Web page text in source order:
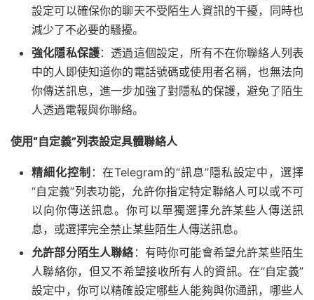
設定可以確保你的聊天不受陌生人資訊的干擾，同時也
減少了不必要的騷擾。
強化隱私保護：透過這個設定，所有不在你聯絡人列表
中的人即使知道你的電話號碼或使用者名稱，也無法向
你傳送訊息，進一步加強了對隱私的保護，避免了陌生
人透過電報與你聯絡。
使用“自定義”列表設定具體聯絡人
精細化控制 ：在Telegram的“訊息”隱私設定中，選擇
“自定義”列表功能，允許你指定特定聯絡人可以或不可
以向你傳送訊息。你可以單獨選擇允許某些人傳送訊
息，或選擇完全禁止某些陌生人傳送訊息。
允許部分陌生人聯絡：有時你可能會希望允許某些陌生
人聯絡你，但又不希望接收所有人的資訊。在“自定義”
設定中，你可以精確設定哪些人能夠與你通訊，哪些人